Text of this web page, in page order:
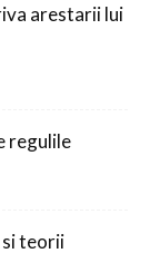
arestarii lui
regulile
si teorii